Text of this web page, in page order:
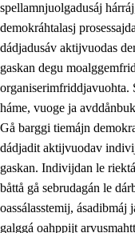
2. Prinsihpa
2.1 Sosiála
2.2 Máhtudahka
2.3 Vuodulasj
spellamnjuolgadusáj
demokráhtalasj
dádjadusáv aktijvuodas
gaskan degu
organiserimfriddjavuohta.
háme, vuoge ja
Gå barggi tiemájn
dádjadit aktijvuodav
gaskan. Indivijdan le
båttå gå sebrudagán le
oassálasstemij,
galggá oahppijt